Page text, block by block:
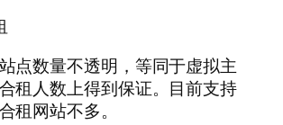
点数量不透明，等同于虚拟主
租人数上得到保证。目前支持
租网站不多。